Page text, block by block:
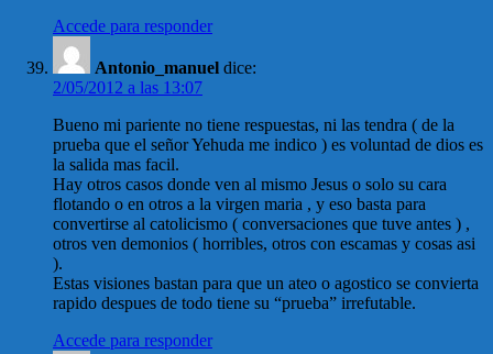
Accede para responder
Antonio_manuel dice:
2/05/2012 a las 13:07
Bueno mi pariente no tiene respuestas, ni las tendra ( de la
prueba que el señor Yehuda me indico ) es voluntad de dios es
la salida mas facil.
Hay otros casos donde ven al mismo Jesus o solo su cara
flotando o en otros a la virgen maria , y eso basta para
convertirse al catolicismo ( conversaciones que tuve antes ) ,
otros ven demonios ( horribles, otros con escamas y cosas asi
).
Estas visiones bastan para que un ateo o agostico se convierta
rapido despues de todo tiene su “prueba” irrefutable.
Accede para responder